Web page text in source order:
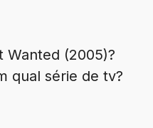
Wanted (2005)?
qual série de tv?